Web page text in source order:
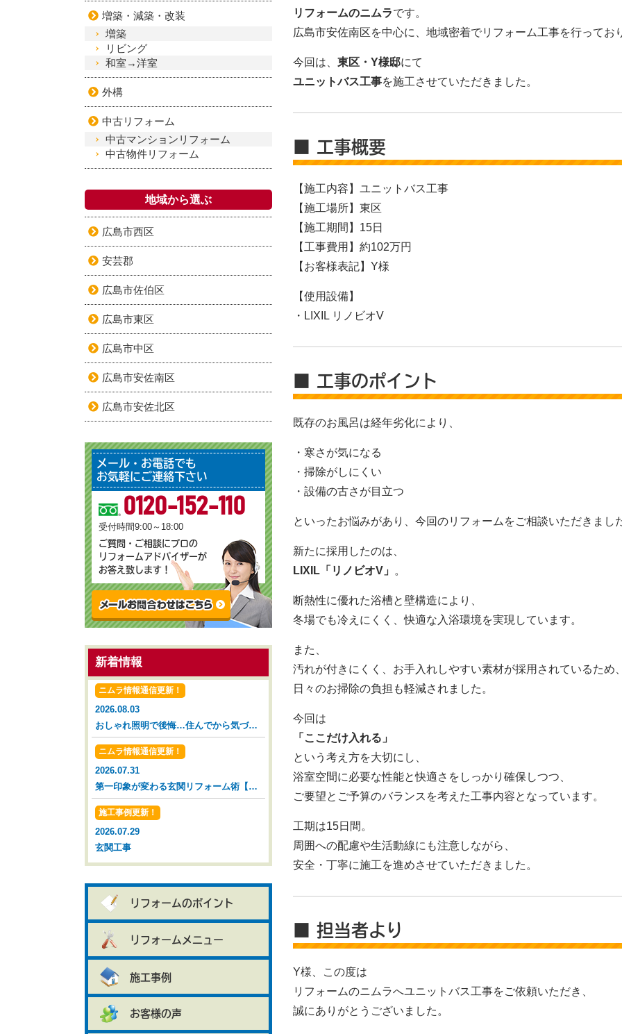
リフォームのニムラです。
広島市安佐南区を中心に、地域密着でリフォーム工事を行ってお
今回は、 東区・Y様邸にて
ユニットバス工事を施工させていただきました。
■ 工事概要
【施工内容】ユニットバス工事
【施工場所】東区
【施工期間】15日
【工事費用】約102万円
【お客様表記】Y様
【使用設備】
・LIXIL リノビオV
■ 工事のポイント
既存のお風呂は経年劣化により、
・寒さが気になる
・掃除がしにくい
・設備の古さが目立つ
といったお悩みがあり、今回のリフォームをご相談いただきまし
新たに採用したのは、
LIXIL「リノビオV」
。
断熱性に優れた浴槽と壁構造により、
冬場でも冷えにくく、快適な入浴環境を実現しています。
また、
汚れが付きにくく、お手入れしやすい素材が採用されているため
日々のお掃除の負担も軽減されました。
今回は
「ここだけ入れる」
という考え方を大切にし、
浴室空間に必要な性能と快適さをしっかり確保しつつ、
ご要望とご予算のバランスを考えた工事内容となっています。
工期は15日間。
周囲への配慮や生活動線にも注意しながら、
安全・丁寧に施工を進めさせていただきました。
■ 担当者より
Y様、この度は
リフォームのニムラへユニットバス工事をご依頼いただき、
誠にありがとうございました。
増築・減築・改装
増築
リビング
和室→洋室
外構
中古リフォーム
中古マンションリフォーム
中古物件リフォーム
地域から選ぶ
広島市西区
安芸郡
広島市佐伯区
広島市東区
広島市中区
広島市安佐南区
広島市安佐北区
メール・お電話でも
お気軽にご連絡下さい
0120-152-110
受付時間9:00～18:00
ご質問・ご相談にプロの
リフォームアドバイザーが
お答え致します！
新着情報
ニムラ情報通信更新！
2026.08.03
おしゃれ照明で後悔…住んでから気づいた落とし穴【広島市 安佐南区 安佐北区】
ニムラ情報通信更新！
2026.07.31
第一印象が変わる玄関リフォーム術【広島市 安佐南区 安佐北区】
施工事例更新！
2026.07.29
玄関工事
リフォームのポイント
リフォームメニュー
施工事例
お客様の声